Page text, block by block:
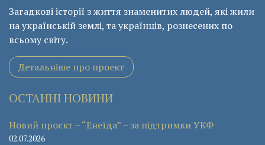
Загадкові історії з життя знаменитих людей, які жили
на українській землі, та українців, рознесених по
всьому світу.
Детальніше про проект
ОСТАННІ НОВИНИ
Новий проєкт – “Енеїда” – за підтримки УКФ
02.07.2026